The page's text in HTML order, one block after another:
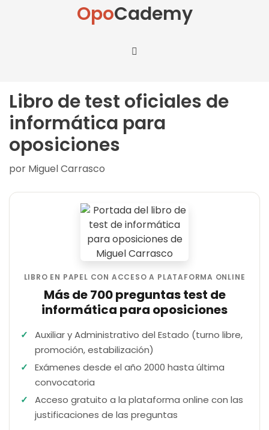
OpoCademy
Libro de test oficiales de
informática para
oposiciones
por Miguel Carrasco
LIBRO EN PAPEL CON ACCESO A PLATAFORMA ONLINE
Más de 700 preguntas test de
informática para oposiciones
Auxiliar y Administrativo del Estado (turno libre,
promoción, estabilización)
Exámenes desde el año 2000 hasta última
convocatoria
Acceso gratuito a la plataforma online con las
justificaciones de las preguntas